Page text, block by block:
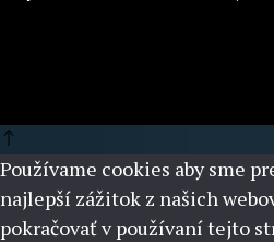
Používame cookies aby sme
najlepší zážitok z našich
pokračovať v používaní tejto